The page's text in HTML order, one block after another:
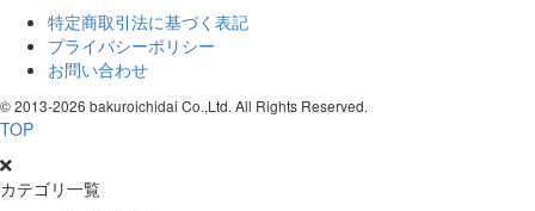
特定商取引法に基づく表記
プライバシーポリシー
お問い合わせ
© 2013-2026 bakuroichidai Co.,Ltd. All Rights Reserved.
TOP
カテゴリ一覧